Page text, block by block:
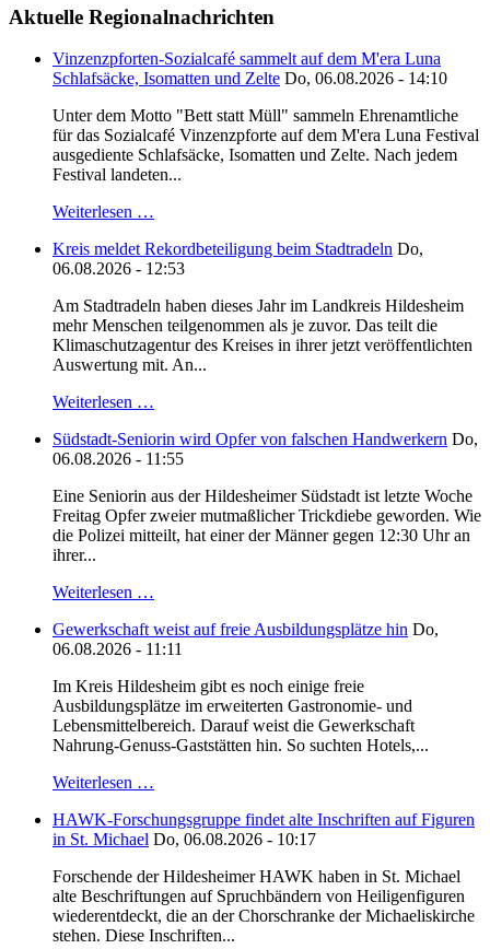
Aktuelle Regionalnachrichten
Vinzenzpforten-Sozialcafé sammelt auf dem M'era Luna
Schlafsäcke, Isomatten und Zelte Do, 06.08.2026 - 14:10
Unter dem Motto "Bett statt Müll" sammeln Ehrenamtliche
für das Sozialcafé Vinzenzpforte auf dem M'era Luna Festival
ausgediente Schlafsäcke, Isomatten und Zelte. Nach jedem
Festival landeten...
Weiterlesen …
Kreis meldet Rekordbeteiligung beim Stadtradeln Do,
06.08.2026 - 12:53
Am Stadtradeln haben dieses Jahr im Landkreis Hildesheim
mehr Menschen teilgenommen als je zuvor. Das teilt die
Klimaschutzagentur des Kreises in ihrer jetzt veröffentlichten
Auswertung mit. An...
Weiterlesen …
Südstadt-Seniorin wird Opfer von falschen Handwerkern Do,
06.08.2026 - 11:55
Eine Seniorin aus der Hildesheimer Südstadt ist letzte Woche
Freitag Opfer zweier mutmaßlicher Trickdiebe geworden. Wie
die Polizei mitteilt, hat einer der Männer gegen 12:30 Uhr an
ihrer...
Weiterlesen …
Gewerkschaft weist auf freie Ausbildungsplätze hin Do,
06.08.2026 - 11:11
Im Kreis Hildesheim gibt es noch einige freie
Ausbildungsplätze im erweiterten Gastronomie- und
Lebensmittelbereich. Darauf weist die Gewerkschaft
Nahrung-Genuss-Gaststätten hin. So suchten Hotels,...
Weiterlesen …
HAWK-Forschungsgruppe findet alte Inschriften auf Figuren
in St. Michael Do, 06.08.2026 - 10:17
Forschende der Hildesheimer HAWK haben in St. Michael
alte Beschriftungen auf Spruchbändern von Heiligenfiguren
wiederentdeckt, die an der Chorschranke der Michaeliskirche
stehen. Diese Inschriften...